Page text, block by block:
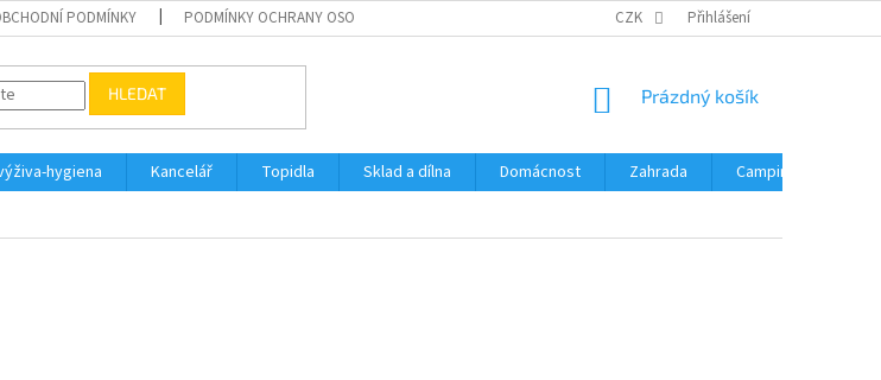
PODMÍNKY PODMÍNKY OCHRANY OSOBNÍCH ÚDAJŮ CZK Přihlášení
HLEDAT
NÁKUPNÍ
Prázdný košík
hygiena Kancelář Topidla Sklad a dílna Domácnost Zahrada Camping